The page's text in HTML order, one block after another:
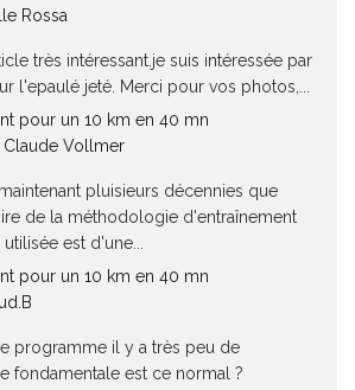
Rossa
très intéressant.je suis intéressée par
l'epaulé jeté. Merci pour vos photos,...
pour un 10 km en 40 mn
Claude Vollmer
pluisieurs décennies que
de la méthodologie d'entraînement
est d'une...
pour un 10 km en 40 mn
programme il y a très peu de
fondamentale est ce normal ?